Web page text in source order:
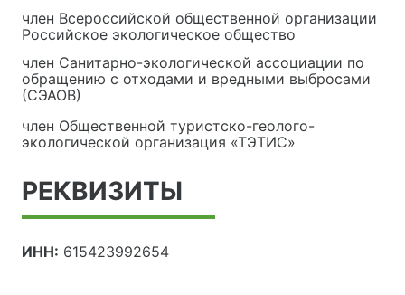
член Всероссийской общественной организации
Российское экологическое общество
член Санитарно-экологической ассоциации по
обращению с отходами и вредными выбросами
(СЭАОВ)
член Общественной туристско-геолого-
экологической организация «ТЭТИС»
РЕКВИЗИТЫ
ИНН: 615423992654